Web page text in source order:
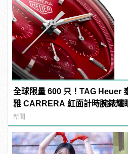
全球限量 600 只！TAG Heuer
雅 CARRERA 紅面計時腕錶耀
新聞